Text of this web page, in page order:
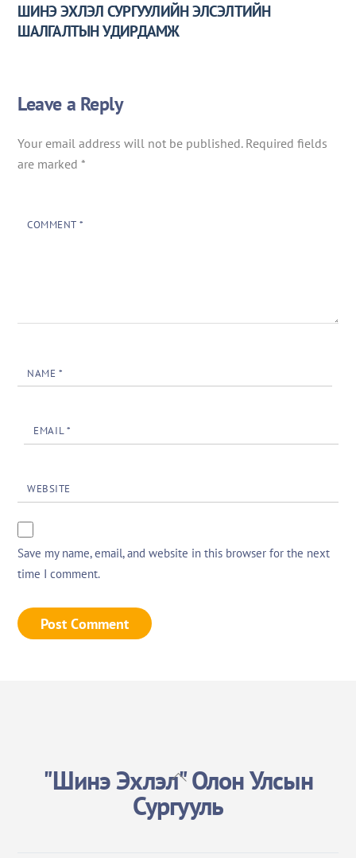
ШИНЭ ЭХЛЭЛ СУРГУУЛИЙН ЭЛСЭЛТИЙН
ШАЛГАЛТЫН УДИРДАМЖ
Leave a Reply
Your email address will not be published. Required fields
are marked*
COMMENT *
NAME *
EMAIL*
WEBSITE
Save my name, email, and website in this browser for the next
time I comment.
Back
To
Top
"Шинэ Эхлэл" Олон Улсын
Сургууль